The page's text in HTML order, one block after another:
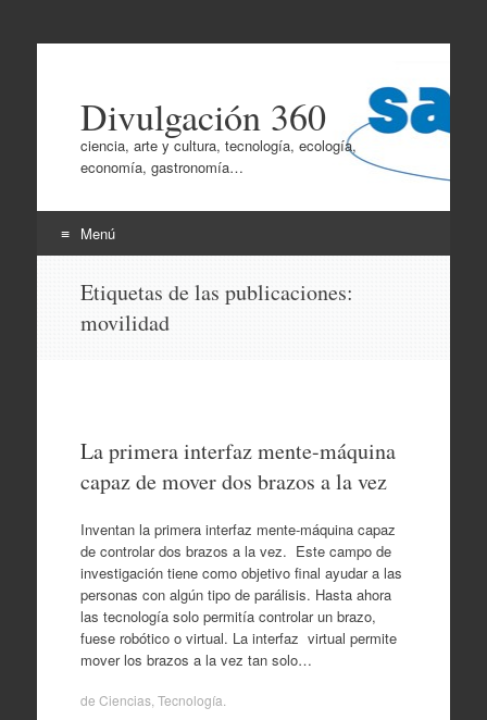
Divulgación 360
ciencia, arte y cultura, tecnología, ecología,
economía, gastronomía…
Menú
contenido
Etiquetas de las publicaciones:
movilidad
La primera interfaz mente-máquina
capaz de mover dos brazos a la vez
Inventan la primera interfaz mente-máquina capaz
de controlar dos brazos a la vez. Este campo de
investigación tiene como objetivo final ayudar a las
personas con algún tipo de parálisis. Hasta ahora
las tecnología solo permitía controlar un brazo,
fuese robótico o virtual. La interfaz virtual permite
mover los brazos a la vez tan solo…
de Ciencias, Tecnología